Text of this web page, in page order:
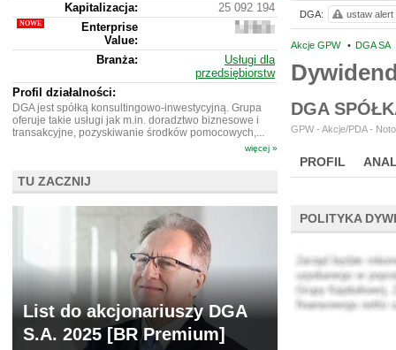
Akcje GPW • DGA SA
DGA
GPW - Akcje/PDA -
PROFIL
POLITYKA
DGA: ustaw alert
Kapitalizacja:
25 092 194
Enterprise
Value:
19
194
Branża:
Usługi dla
przedsiębiorstw
Profil działalności:
DGA jest spółką konsultingowo-inwestycyjną. Grupa
oferuje takie usługi jak m.in. doradztwo biznesowe i
transakcyjne, pozyskiwanie środków pomocowych,...
więcej »
TU ZACZNIJ
List do akcjonariuszy DGA
S.A. 2025 [BR Premium]